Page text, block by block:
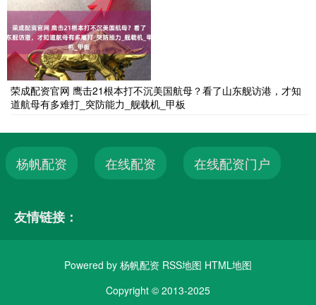
荣成配资官网 鹰击21根本打不沉美国航母？看了山东舰访港，才知
道航母有多难打_突防能力_舰载机_甲板
杨帆配资 在线配资 在线配资门户
友情链接：
Powered by 杨帆配资 RSS地图 HTML地图
Copyright © 2013-2025